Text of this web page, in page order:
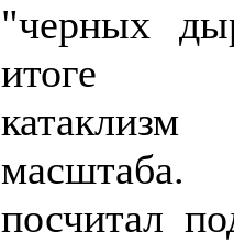
"черных
итоге
посчитал